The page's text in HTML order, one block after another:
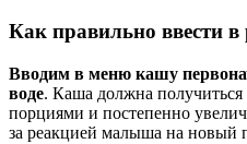
Как правильно ввести в
Вводим в меню кашу
воде. Каша должна
порциями и постепенно
за реакцией малыша на новый